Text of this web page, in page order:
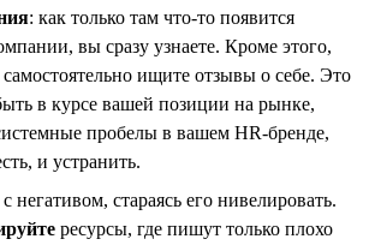
: как только там что-то появится
вы сразу узнаете. Кроме этого,
самостоятельно ищите отзывы о себе. Это
в курсе вашей позиции на рынке,
пробелы в вашем HR-бренде,
и устранить.
негативом, стараясь его нивелировать.
ресурсы, где пишут только плохо